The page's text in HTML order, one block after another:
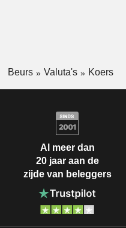
Beurs Valuta's Koers
Al meer dan
20 jaar aan de
zijde van beleggers